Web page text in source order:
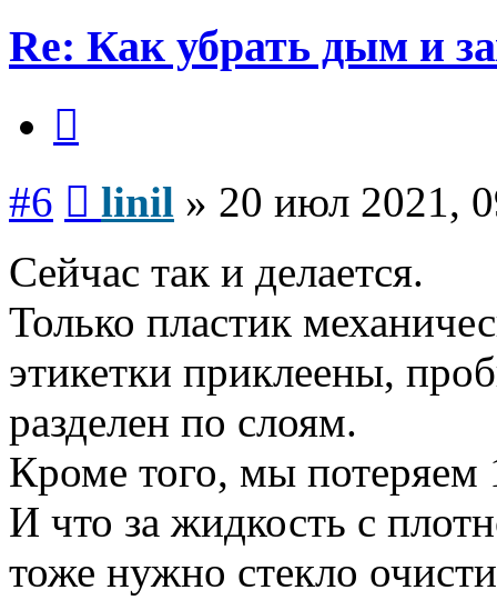
Re: Как убрать дым и
#6 linil » 20 июл 2021,
Сейчас так и делается.
Только пластик
этикетки приклеены,
разделен по слоям.
Кроме того, мы потеряем
И что за жидкость с
тоже нужно стекло